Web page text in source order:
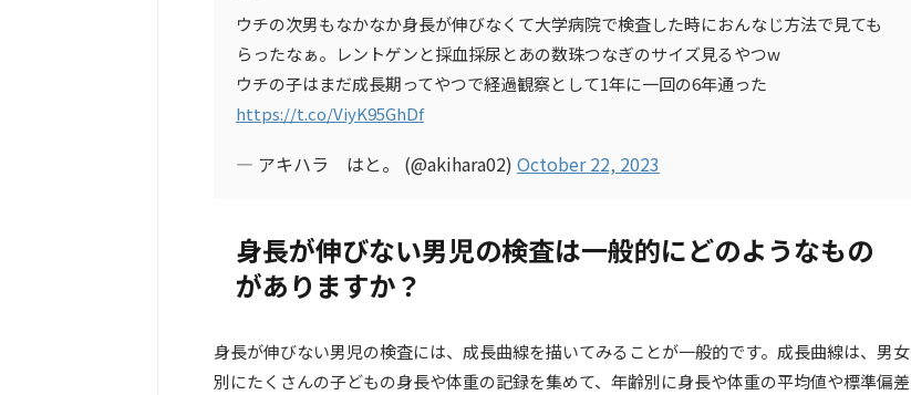
ウチの次男もなかなか身長が伸びなくて大学病院で検査した時におんなじ方法で見ても
らったなぁ。レントゲンと採血採尿とあの数珠つなぎのサイズ見るやつw
ウチの子はまだ成長期ってやつで経過観察として1年に一回の6年通った
https://t.co/ViyK95GhDf
— アキハラ はと。 (@akihara02) October 22, 2023
身長が伸びない男児の検査は一般的にどのようなもの
がありますか？
身長が伸びない男児の検査には、成長曲線を描いてみることが一般的です。成長曲線は、男女
別にたくさんの子どもの身長や体重の記録を集めて、年齢別に身長や体重の平均値や標準偏差